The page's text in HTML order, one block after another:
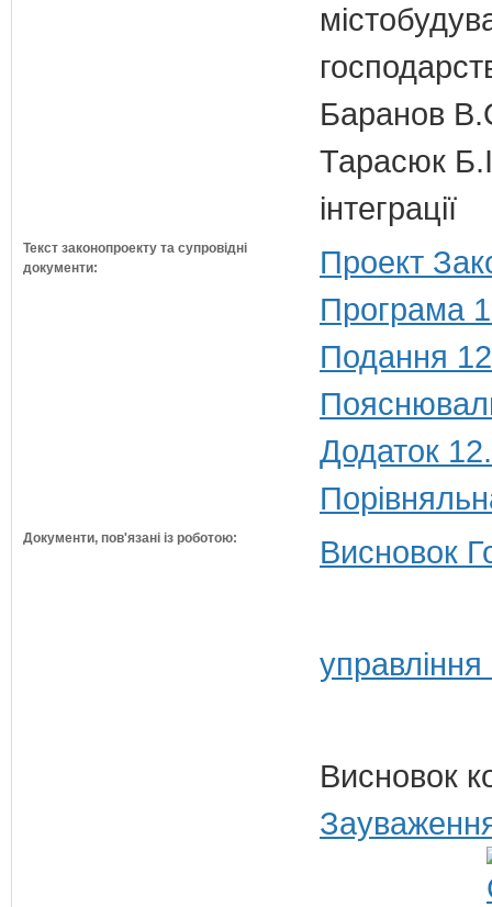
Баранов
Тарасюк
інтеграції
Текст законопроекту та супровідні
документи:
Проект
Програма
Подання
Додаток
Документи, пов'язані із роботою: Висновок
Висновок